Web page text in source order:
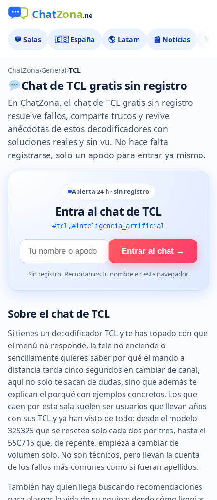
💬 Salas 🇪🇸 España 🌎 Latam 📰 Noticias 🏅
ChatZona›General›TCL
Chat de TCL gratis sin registro
En ChatZona, el chat de TCL gratis sin registro
resuelve fallos, comparte trucos y revive
anécdotas de estos decodificadores con
soluciones reales y sin vu. No hace falta
registrarse, solo un apodo para entrar ya mismo.
Abierta 24 h · sin registro
Entra al chat de TCL
#tcl,#inteligencia_artificial
Tu
nombre
Entrar al chat →
Sin registro. Recordamos tu nombre en este navegador.
Sobre el chat de TCL
Si tienes un decodificador TCL y te has topado con que
el menú no responde, la tele no enciende o
sencillamente quieres saber por qué el mando a
distancia tarda cinco segundos en cambiar de canal,
aquí no solo te sacan de dudas, sino que además te
explican el porqué con ejemplos concretos. Los que
caen por esta sala suelen ser usuarios que llevan años
con sus TCL y ya han visto de todo: desde el modelo
32S325 que se resetea solo cada dos por tres, hasta el
55C715 que, de repente, empieza a cambiar de
volumen solo. No son técnicos, pero llevan la cuenta
de los fallos más comunes como si fueran apellidos.
También hay quien llega buscando recomendaciones